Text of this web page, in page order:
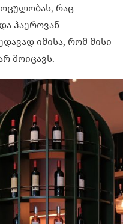
რაც
ჰაეროვან
იმისა, რომ მისი
მოიცავს.